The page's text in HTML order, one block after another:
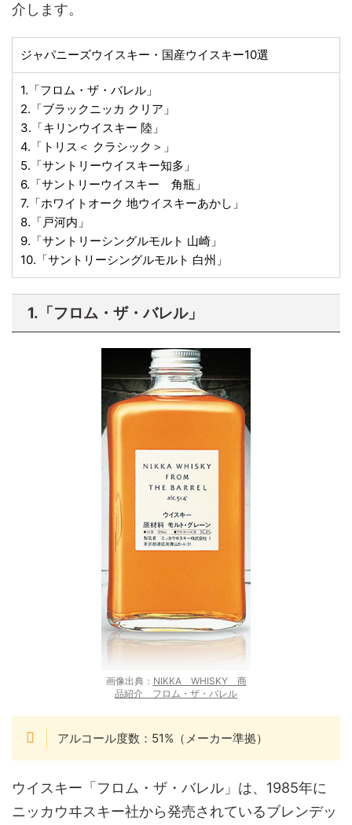
介します。
ジャパニーズウイスキー・国産ウイスキー10選
1.「フロム・ザ・バレル」
2.「ブラックニッカ クリア」
3.「キリンウイスキー 陸」
4.「トリス＜ クラシック＞」
5.「サントリーウイスキー知多」
6.「サントリーウイスキー 角瓶」
7.「ホワイトオーク 地ウイスキーあかし」
8.「戸河内」
9.「サントリーシングルモルト 山崎」
10.「サントリーシングルモルト 白州」
1.「フロム・ザ・バレル」
画像出典： NIKKA WHISKY 商
品紹介 フロム・ザ・バレル
アルコール度数：51%（メーカー準拠）
ウイスキー「フロム・ザ・バレル」は、1985年に
ニッカウヰスキー社から発売されているブレンデッ